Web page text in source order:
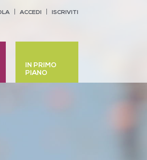
ACCEDI ISCRIVITI
IN PRIMO
PIANO